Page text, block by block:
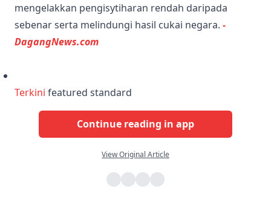
mengelakkan pengisytiharan rendah daripada
sebenar serta melindungi hasil cukai negara. -
DagangNews.com
Terkini featured standard
Continue reading in app
View Original Article